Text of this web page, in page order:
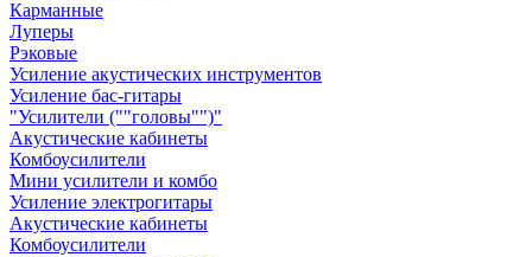
Карманные
Луперы
Рэковые
Усиление акустических инструментов
Усиление бас-гитары
"Усилители (""головы"")"
Акустические кабинеты
Комбоусилители
Мини усилители и комбо
Усиление электрогитары
Акустические кабинеты
Комбоусилители